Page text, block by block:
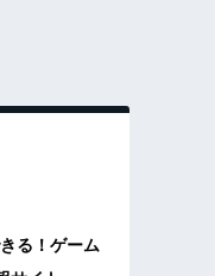
る！ゲーム